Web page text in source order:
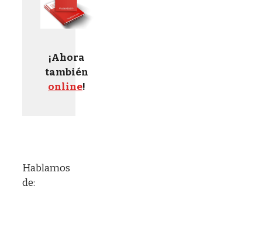
¡Ahora
también
online!
Hablamos
de: